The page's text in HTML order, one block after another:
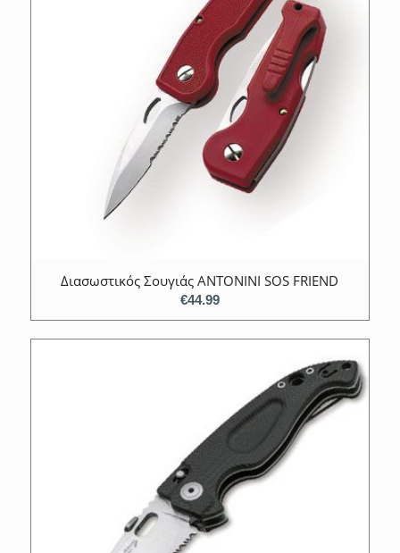
Διασωστικός Σουγιάς ANTONINI SOS FRIEND
€44.99